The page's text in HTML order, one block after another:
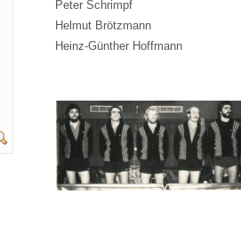
Peter Schrimpf
Helmut Brötzmann
Heinz-Günther Hoffmann